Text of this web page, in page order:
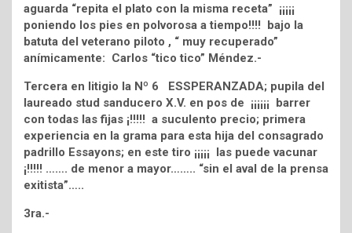
aguarda “repita el plato con la misma receta” ¡¡¡¡¡
poniendo los pies en polvorosa a tiempo!!!! bajo la
batuta del veterano piloto , “ muy recuperado”
anímicamente: Carlos “tico tico” Méndez.-
Tercera en litigio la Nº 6 ESSPERANZADA; pupila del
laureado stud sanducero X.V. en pos de ¡¡¡¡¡¡ barrer
con todas las fijas ¡!!!!! a suculento precio; primera
experiencia en la grama para esta hija del consagrado
padrillo Essayons; en este tiro ¡¡¡¡¡ las puede vacunar
¡!!!!! ……. de menor a mayor…….. “sin el aval de la prensa
exitista”…..
3ra.-